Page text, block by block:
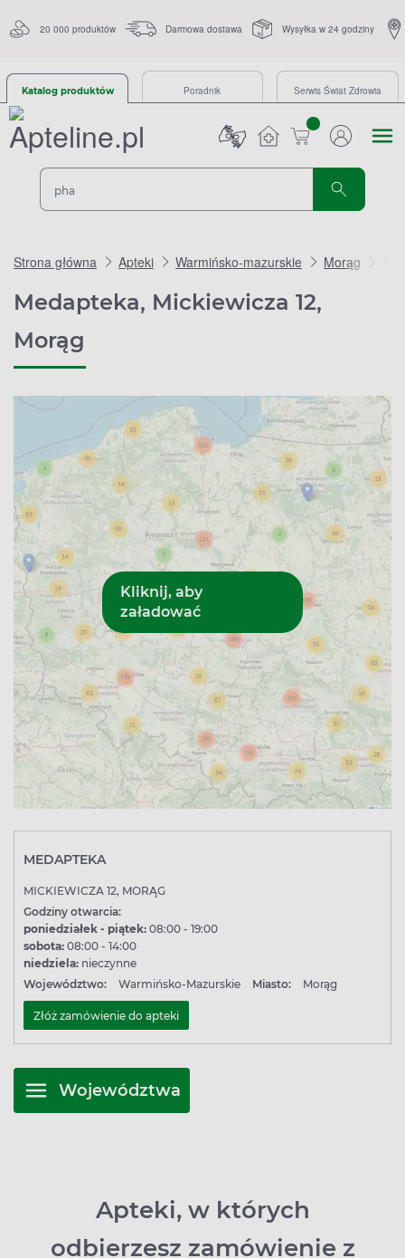
20 000 produktów Darmowa dostawa Wysyłka w 24 godziny
Katalog produktów Poradnik Serwis Świat Zdrowia
sztuk
Strona główna Apteki Warmińsko-mazurskie Morąg
Medapteka, Mickiewicza 12,
Morąg
MEDAPTEKA
MICKIEWICZA 12, MORĄG
Godziny otwarcia:
poniedziałek - piątek: 08:00 - 19:00
sobota: 08:00 - 14:00
niedziela: nieczynne
Województwo:
Warmińsko-Mazurskie Miasto: Morąg
Złóż zamówienie do apteki
Województwa
Apteki, w których
odbierzesz zamówienie z